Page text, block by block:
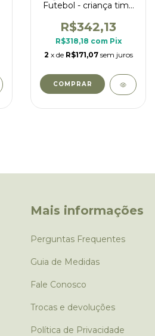
Futebol - criança time
R$342,13
R$318,18 com Pix
2 x de R$171,07 sem juros
COMPRAR
Mais informações
Perguntas Frequentes
Guia de Medidas
Fale Conosco
Trocas e devoluções
Política de Privacidade